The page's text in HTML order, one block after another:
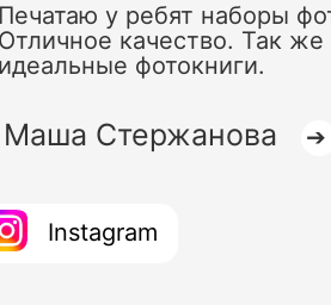
Печатаю у ребят наборы
Отличное качество. Так же
идеальные фотокниги.
Маша Стержанова ➔
Instagram